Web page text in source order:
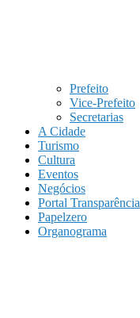
Prefeito
Vice-Prefeito
Secretarias
A Cidade
Turismo
Cultura
Eventos
Negócios
Portal Transparência
Papelzero
Organograma